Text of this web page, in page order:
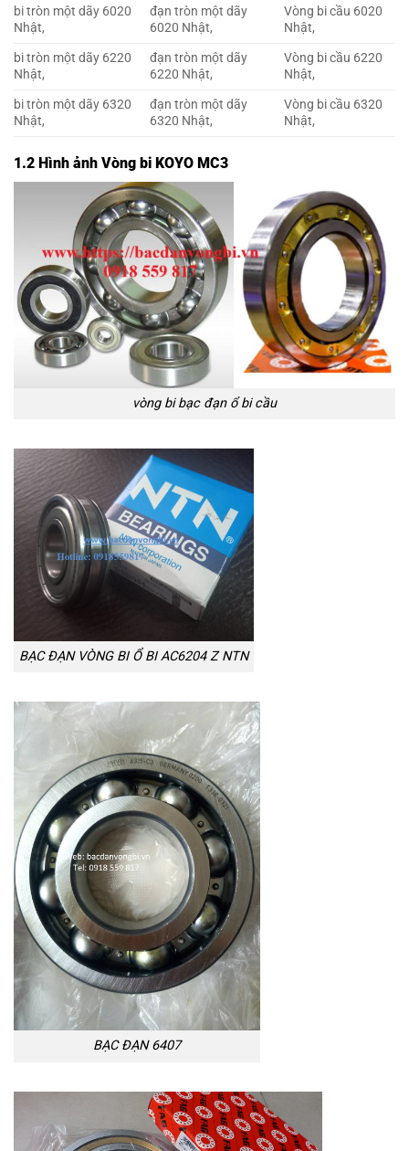
bi tròn một dãy 6020
Nhật,
đạn tròn một dãy
6020 Nhật,
Vòng bi cầu 6020
Nhật,
bi tròn một dãy 6220
Nhật,
đạn tròn một dãy
6220 Nhật,
Vòng bi cầu 6220
Nhật,
bi tròn một dãy 6320
Nhật,
đạn tròn một dãy
6320 Nhật,
Vòng bi cầu 6320
Nhật,
1.2 Hình ảnh Vòng bi KOYO MC3
vòng bi bạc đạn ổ bi cầu
BẠC ĐẠN VÒNG BI Ổ BI AC6204 Z NTN
BẠC ĐẠN 6407